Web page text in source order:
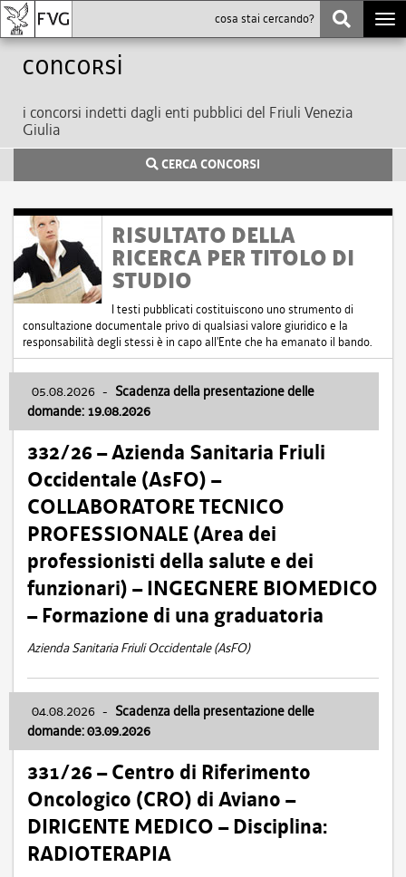
Concorsi
i concorsi indetti dagli enti pubblici del Friuli Venezia
Giulia
CERCA CONCORSI
RISULTATO DELLA
RICERCA PER TITOLO DI
STUDIO
I testi pubblicati costituiscono uno strumento di
consultazione documentale privo di qualsiasi valore giuridico e la
responsabilità degli stessi è in capo all'Ente che ha emanato il bando.
05.08.2026 - Scadenza della presentazione delle
domande: 19.08.2026
332/26 – Azienda Sanitaria Friuli
Occidentale (AsFO) –
COLLABORATORE TECNICO
PROFESSIONALE (Area dei
professionisti della salute e dei
funzionari) – INGEGNERE BIOMEDICO
– Formazione di una graduatoria
Azienda Sanitaria Friuli Occidentale (AsFO)
04.08.2026 - Scadenza della presentazione delle
domande: 03.09.2026
331/26 – Centro di Riferimento
Oncologico (CRO) di Aviano –
DIRIGENTE MEDICO – Disciplina:
RADIOTERAPIA